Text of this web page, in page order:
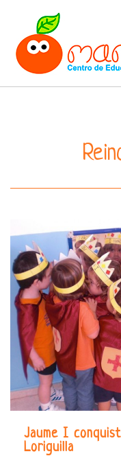
Jaume I
Loriguilla